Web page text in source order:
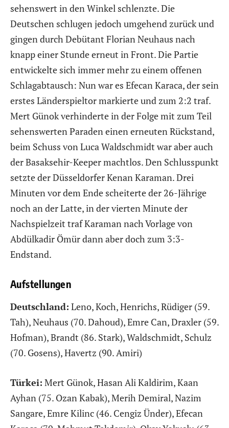
sehenswert in den Winkel schlenzte. Die
Deutschen schlugen jedoch umgehend zurück und
gingen durch Debütant Florian Neuhaus nach
knapp einer Stunde erneut in Front. Die Partie
entwickelte sich immer mehr zu einem offenen
Schlagabtausch: Nun war es Efecan Karaca, der sein
erstes Länderspieltor markierte und zum 2:2 traf.
Mert Günok verhinderte in der Folge mit zum Teil
sehenswerten Paraden einen erneuten Rückstand,
beim Schuss von Luca Waldschmidt war aber auch
der Basaksehir-Keeper machtlos. Den Schlusspunkt
setzte der Düsseldorfer Kenan Karaman. Drei
Minuten vor dem Ende scheiterte der 26-Jährige
noch an der Latte, in der vierten Minute der
Nachspielzeit traf Karaman nach Vorlage von
Abdülkadir Ömür dann aber doch zum 3:3-
Endstand.
Aufstellungen
Deutschland: Leno, Koch, Henrichs, Rüdiger (59.
Tah), Neuhaus (70. Dahoud), Emre Can, Draxler (59.
Hofman), Brandt (86. Stark), Waldschmidt, Schulz
(70. Gosens), Havertz (90. Amiri)
Türkei: Mert Günok, Hasan Ali Kaldirim, Kaan
Ayhan (75. Ozan Kabak), Merih Demiral, Nazim
Sangare, Emre Kilinc (46. Cengiz Ünder), Efecan